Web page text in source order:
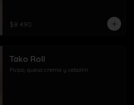
$8.490
Tako Roll
Pulpo, queso crema y cebollín